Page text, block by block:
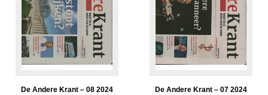
De Andere Krant – 08 2024
De Andere Krant – 07 2024